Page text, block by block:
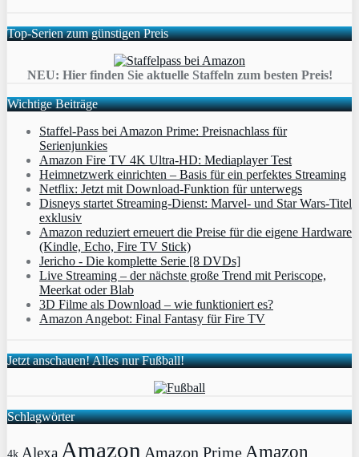
Top-Serien zum günstigen Preis
NEU: Hier finden Sie aktuelle Staffeln zum besten Preis!
Wichtige Beiträge
Staffel-Pass bei Amazon Prime: Preisnachlass für
Serienjunkies
Amazon Fire TV 4K Ultra-HD: Mediaplayer Test
Heimnetzwerk einrichten – Basis für ein perfektes Streaming
Netflix: Jetzt mit Download-Funktion für unterwegs
Disneys startet Streaming-Dienst: Marvel- und Star Wars-Titel
exklusiv
Amazon reduziert erneuert die Preise für die eigene Hardware
(Kindle, Echo, Fire TV Stick)
Jericho - Die komplette Serie [8 DVDs]
Live Streaming – der nächste große Trend mit Periscope,
Meerkat oder Blab
3D Filme als Download – wie funktioniert es?
Amazon Angebot: Final Fantasy für Fire TV
Jetzt anschauen! Alles nur Fußball!
Schlagwörter
4k Alexa Amazon Amazon Prime Amazon